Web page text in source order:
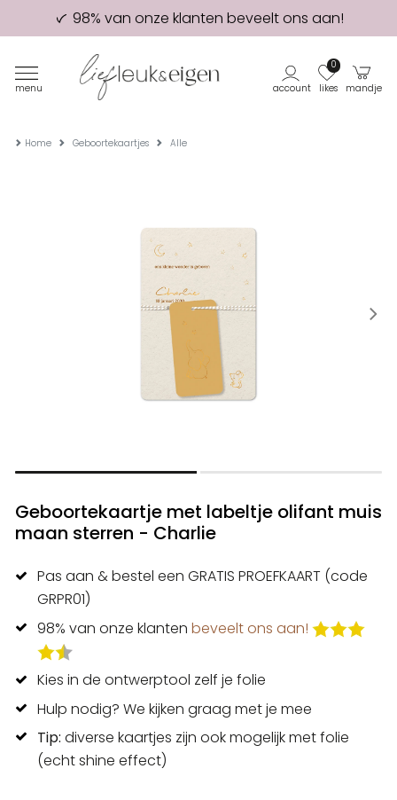
98% van onze klanten beveelt ons aan!
Eerste proefdruk GRATIS
menu account likes
0
mandje
Home Geboortekaartjes Alle
Geboortekaartje met labeltje olifant muis
maan sterren - Charlie
Pas aan & bestel een GRATIS PROEFKAART (code
GRPR01)
98% van onze klanten beveelt ons aan!
Kies in de ontwerptool zelf je folie
Hulp nodig? We kijken graag met je mee
Tip: diverse kaartjes zijn ook mogelijk met folie
(echt shine effect)